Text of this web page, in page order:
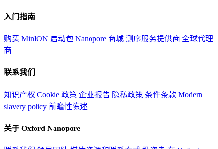
入门指南
购买 MinION 启动包 Nanopore 商城 测序服务提供商 全球代理
商
联系我们
知识产权 Cookie 政策 企业报告 隐私政策 条件条款 Modern
slavery policy 前瞻性陈述
关于 Oxford Nanopore